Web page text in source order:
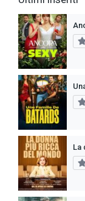
La